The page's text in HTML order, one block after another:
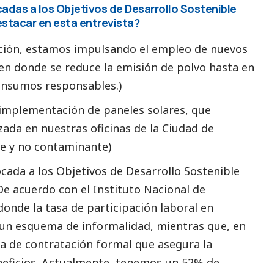
a los Objetivos de Desarrollo Sostenible
en esta entrevista?
estamos impulsando el empleo de nuevos
donde se reduce la emisión de polvo hasta en
responsables.)
de paneles solares, que
en nuestras oficinas de la Ciudad de
y no contaminante)
a los Objetivos de Desarrollo Sostenible
acuerdo con el Instituto Nacional de
la tasa de participación laboral en
esquema de informalidad, mientras que, en
de contratación formal que asegura la